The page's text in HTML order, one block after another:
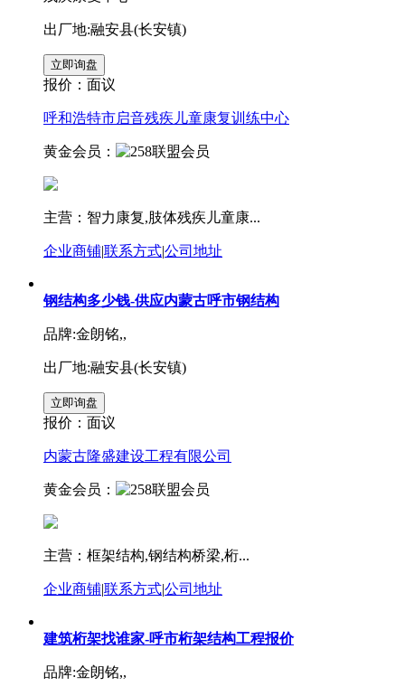
出厂地:融安县(长安镇)
报价： 面议
呼和浩特市启音残疾儿童康复训练中心
黄金会员：
主营：智力康复,肢体残疾儿童康...
企业商铺|联系方式|公司地址
钢结构多少钱-供应内蒙古呼市钢结构
品牌:金朗铭,,
出厂地:融安县(长安镇)
报价： 面议
内蒙古隆盛建设工程有限公司
黄金会员：
主营：框架结构,钢结构桥梁,桁...
企业商铺|联系方式|公司地址
建筑桁架找谁家-呼市桁架结构工程报价
品牌:金朗铭,,